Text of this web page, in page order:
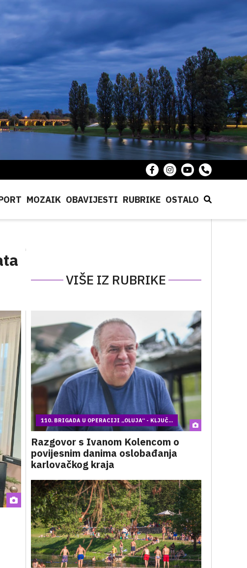
MOZAIK OBAVIJESTI RUBRIKE OSTALO
VIŠE IZ RUBRIKE
110. BRIGADA U OPERACIJI „OLUJA“ - KLJUČ...
Razgovor s Ivanom Kolencom o
povijesnim danima oslobađanja
karlovačkog kraja